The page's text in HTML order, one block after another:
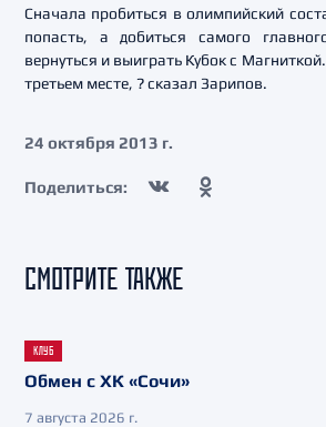
Сначала пробиться в олимпийский
попасть, а добиться самого
вернуться и выиграть Кубок с
третьем месте, ? сказал Зарипов.
24 октября 2013 г.
Поделиться:
СМОТРИТЕ ТАКЖЕ
КЛУБ
Обмен с ХК «Сочи»
7 августа 2026 г.